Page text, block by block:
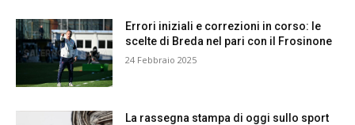
Errori iniziali e correzioni in corso: le
scelte di Breda nel pari con il Frosinone
24 Febbraio 2025
La rassegna stampa di oggi sullo sport